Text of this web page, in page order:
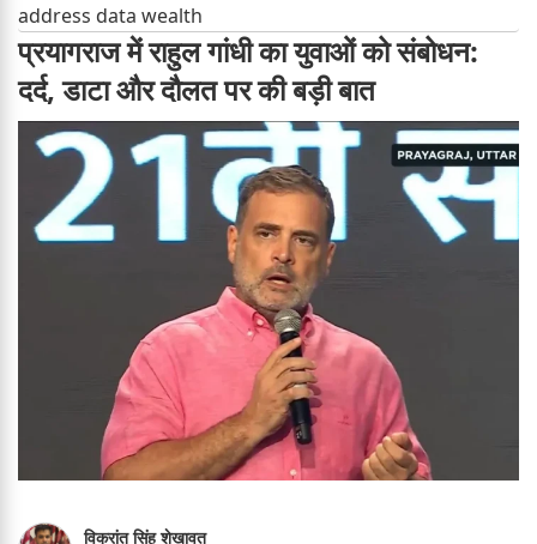
address data wealth
प्रयागराज में राहुल गांधी का युवाओं को संबोधन:
दर्द, डाटा और दौलत पर की बड़ी बात
विक्रांत सिंह शेखावत